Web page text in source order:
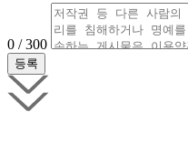
0 / 300